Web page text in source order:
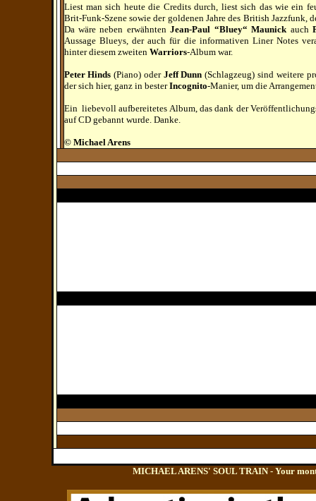
Liest man sich heute die Credits durch, liest sich das wie ein
Brit-Funk-Szene sowie der goldenen Jahre des British Jazzfunk,
Da wäre neben erwähntenJean-Paul “Bluey“ Maunickauch
Aussage Blueys, der auch für die informativen Liner Notes
hinter diesem zweiten Warriors-Album war.
Peter Hinds (Piano) oder Jeff Dunn (Schlagzeug) sind weitere
der sich hier, ganz in besterIncognito-Manier, um die
Ein liebevoll aufbereitetes Album, das dank der
auf CD gebannt wurde. Danke.
© Michael Arens
MICHAEL ARENS' SOUL TRAIN - Your